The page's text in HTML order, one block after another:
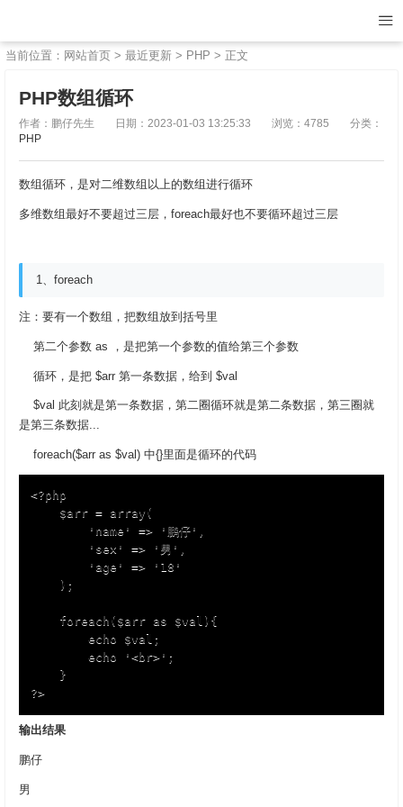
当前位置： 网站首页 > 最近更新 > PHP > 正文
PHP数组循环
作者：鹏仔先生 日期：2023-01-03 13:25:33 浏览：4785
分类：
PHP
数组循环，是对二维数组以上的数组进行循环
多维数组最好不要超过三层，foreach最好也不要循环超过三层
1、foreach
注：要有一个数组，把数组放到括号里
第二个参数 as ，是把第一个参数的值给第三个参数
循环，是把 $arr 第一条数据，给到 $val
$val 此刻就是第一条数据，第二圈循环就是第二条数据，第三圈就
是第三条数据...
foreach($arr as $val) 中{}里面是循环的代码
<?php
		echo $val;
		echo '<br>';
?>
输出结果
鹏仔
男